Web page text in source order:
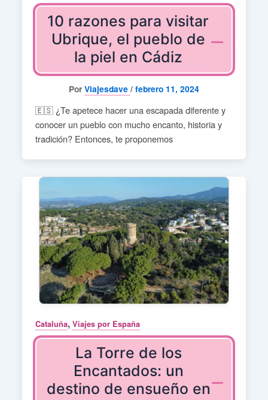
10 razones para visitar
Ubrique, el pueblo de
la piel en Cádiz
Por Viajesdave / febrero 11, 2024
🇪🇸 ¿Te apetece hacer una escapada diferente y
conocer un pueblo con mucho encanto, historia y
tradición? Entonces, te proponemos
Cataluña, Viajes por España
La Torre de los
Encantados: un
destino de ensueño en